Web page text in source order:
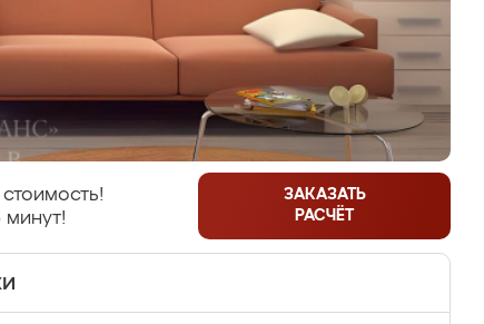
минут!
ЗАКАЗАТЬ
РАСЧЁТ